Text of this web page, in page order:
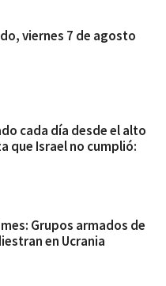
viernes 7 de agosto
cada día desde el alto
que Israel no cumplió:
Grupos armados de
en Ucrania